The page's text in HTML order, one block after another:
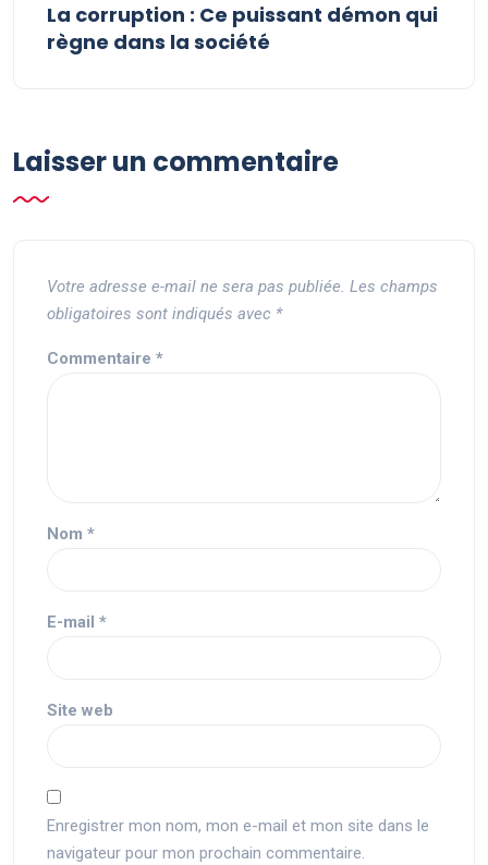
La corruption : Ce puissant démon qui
règne dans la société
Laisser un commentaire
Votre adresse e-mail ne sera pas publiée. Les champs
obligatoires sont indiqués avec *
Commentaire *
Nom *
E-mail *
Site web
Enregistrer mon nom, mon e-mail et mon site dans le
navigateur pour mon prochain commentaire.